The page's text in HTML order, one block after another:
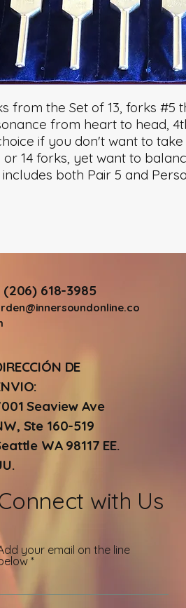
from the Set of 13, forks #5
from heart to head,
if you don't want to
or 14 forks, yet want to
both Pair 5 and
(206) 618-3985
DE
Seaview Ave
Ste 160-519
WA 98117 EE.
with Us
your email on the line